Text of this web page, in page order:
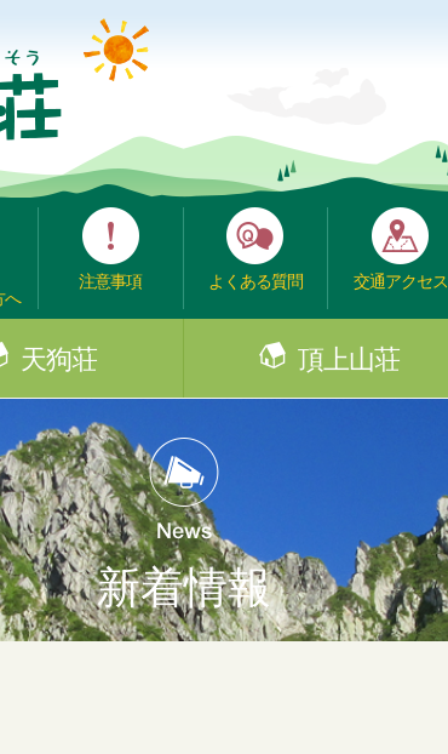
へ
注意事項 よくある質問 交通アクセス
天狗荘 頂上山荘
新着情報